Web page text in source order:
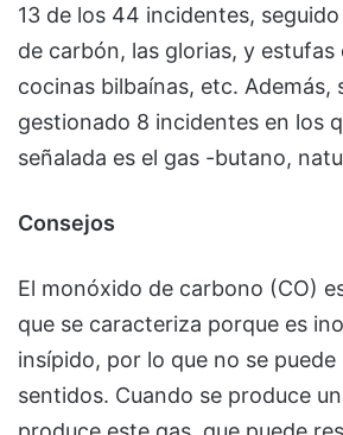
13 de los 44 incidentes,
de carbón, las glorias, y estufas
cocinas bilbaínas, etc. Además,
gestionado 8 incidentes en los
señalada es el gas -butano,
Consejos
El monóxido de carbono (CO)
que se caracteriza porque es
insípido, por lo que no se
sentidos. Cuando se produce